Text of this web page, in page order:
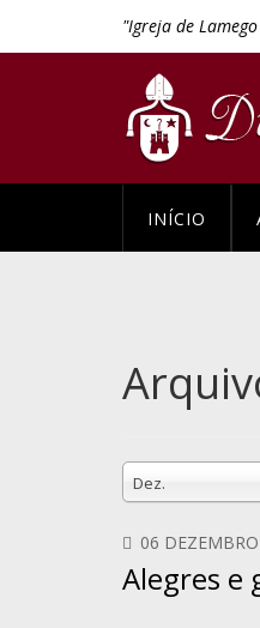
"Igreja de
INÍCIO
Dez.
06
Alegres e